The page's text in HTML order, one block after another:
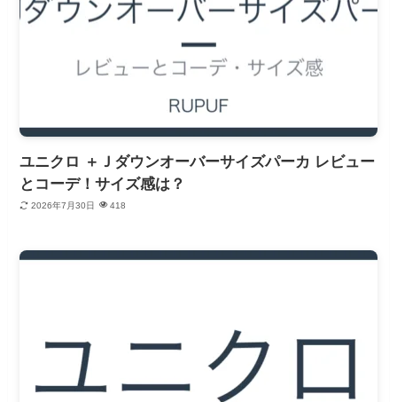
ユニクロ ＋Ｊダウンオーバーサイズパーカ レビュー
とコーデ！サイズ感は？
2026年7月30日 418